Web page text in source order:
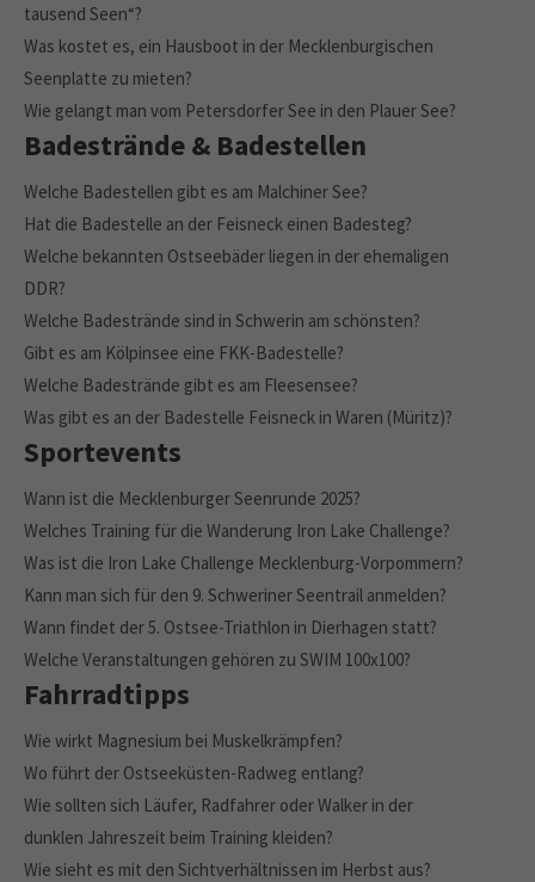
tausend Seen“?
Was kostet es, ein Hausboot in der Mecklenburgischen
Seenplatte zu mieten?
Wie gelangt man vom Petersdorfer See in den Plauer See?
Badestrände & Badestellen
Welche Badestellen gibt es am Malchiner See?
Hat die Badestelle an der Feisneck einen Badesteg?
Welche bekannten Ostseebäder liegen in der ehemaligen
DDR?
Welche Badestrände sind in Schwerin am schönsten?
Gibt es am Kölpinsee eine FKK-Badestelle?
Welche Badestrände gibt es am Fleesensee?
Was gibt es an der Badestelle Feisneck in Waren (Müritz)?
Sportevents
Wann ist die Mecklenburger Seenrunde 2025?
Welches Training für die Wanderung Iron Lake Challenge?
Was ist die Iron Lake Challenge Mecklenburg-Vorpommern?
Kann man sich für den 9. Schweriner Seentrail anmelden?
Wann findet der 5. Ostsee-Triathlon in Dierhagen statt?
Welche Veranstaltungen gehören zu SWIM 100x100?
Fahrradtipps
Wie wirkt Magnesium bei Muskelkrämpfen?
Wo führt der Ostseeküsten-Radweg entlang?
Wie sollten sich Läufer, Radfahrer oder Walker in der
dunklen Jahreszeit beim Training kleiden?
Wie sieht es mit den Sichtverhältnissen im Herbst aus?